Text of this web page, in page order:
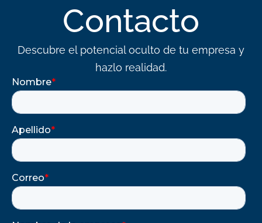
Contacto
Descubre el potencial oculto de tu empresa y
hazlo realidad.